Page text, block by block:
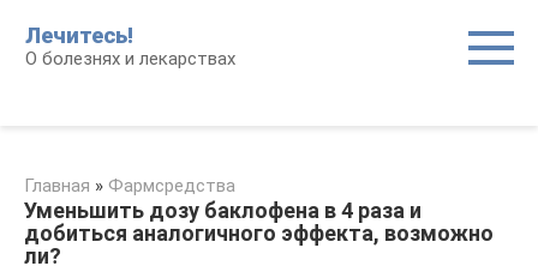
контенту
Лечитесь!
О болезнях и лекарствах
Главная » Фармсредства
Уменьшить дозу баклофена в 4 раза и
добиться аналогичного эффекта, возможно
ли?